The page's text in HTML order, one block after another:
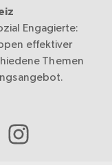
Engagierte:
effektiver
Themen